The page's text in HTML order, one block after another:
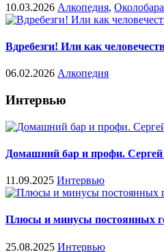
10.03.2026 Алкопедия,
Вдребезги! Или как
06.02.2026 Алкопедия
Интервью
Домашний бар и профи.
11.09.2025 Интервью
Плюсы и минусы постоянных
25.08.2025 Интервью